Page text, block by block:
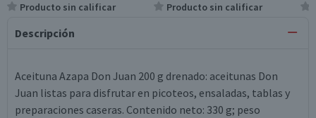
Producto sin calificar Producto sin calificar
Descripción
Aceituna Azapa Don Juan 200 g drenado: aceitunas Don
Juan listas para disfrutar en picoteos, ensaladas, tablas y
preparaciones caseras. Contenido neto: 330 g; peso